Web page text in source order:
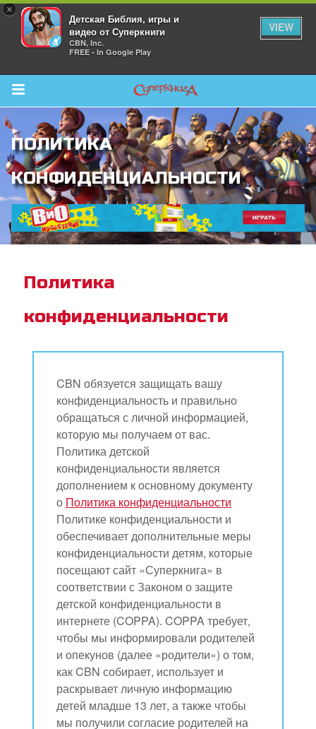
×
Детская Библия, игры и
видео от Суперкниги
CBN, Inc.
FREE - In Google Play
VIEW
Return to Content
ПОЛИТИКА
КОНФИДЕНЦИАЛЬНОСТИ
Политика
конфиденциальности
CBN обязуется защищать вашу
конфиденциальность и правильно
обращаться с личной информацией,
которую мы получаем от вас.
Политика детской
конфиденциальности является
дополнением к основному документу
о Политика конфиденциальности
Политике конфиденциальности и
обеспечивает дополнительные меры
конфиденциальности детям, которые
посещают сайт «Суперкнига» в
соответствии с Законом о защите
детской конфиденциальности в
интернете (COPPA). COPPA требует,
чтобы мы информировали родителей
и опекунов (далее «родители») о том,
как CBN собирает, использует и
раскрывает личную информацию
детей младше 13 лет, а также чтобы
мы получили согласие родителей на